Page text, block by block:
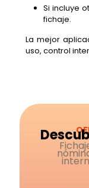
Si incluye
fichaje.
La mejor
uso, control